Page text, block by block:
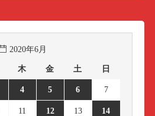
2020年6月
木 金 土 日
4 5 6 7
11 12 13 14